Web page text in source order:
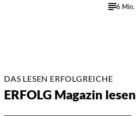
6 Min.
DAS LESEN ERFOLGREICHE
ERFOLG Magazin lesen